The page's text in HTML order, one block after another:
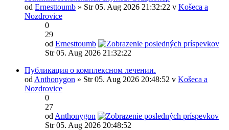
od Ernesttoumb » Str 05. Aug 2026 21:32:22 v Košeca a
Nozdrovice
0
29
od Ernesttoumb
Str 05. Aug 2026 21:32:22
Публикация о комплексном лечении.
od Anthonygon » Str 05. Aug 2026 20:48:52 v Košeca a
Nozdrovice
0
27
od Anthonygon
Str 05. Aug 2026 20:48:52